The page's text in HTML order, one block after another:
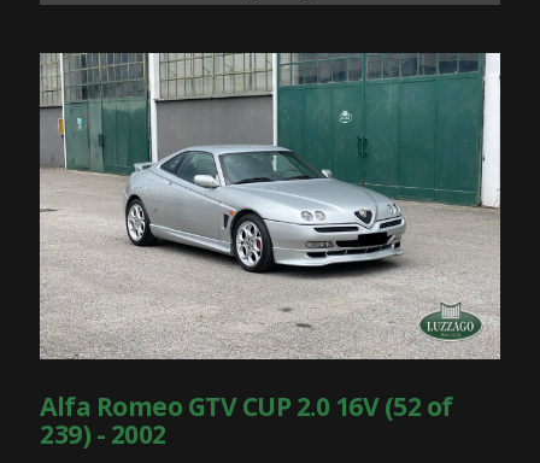
Alfa Romeo GTV CUP 2.0 16V (52 of
239) - 2002